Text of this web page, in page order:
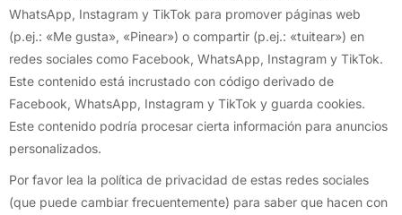
WhatsApp, Instagram y TikTok para promover páginas web
(p.ej.: «Me gusta», «Pinear») o compartir (p.ej.: «tuitear») en
redes sociales como Facebook, WhatsApp, Instagram y TikTok.
Este contenido está incrustado con código derivado de
Facebook, WhatsApp, Instagram y TikTok y guarda cookies.
Este contenido podría procesar cierta información para anuncios
personalizados.
Por favor lea la política de privacidad de estas redes sociales
(que puede cambiar frecuentemente) para saber que hacen con